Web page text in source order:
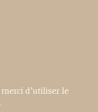
merci d’utiliser le
.